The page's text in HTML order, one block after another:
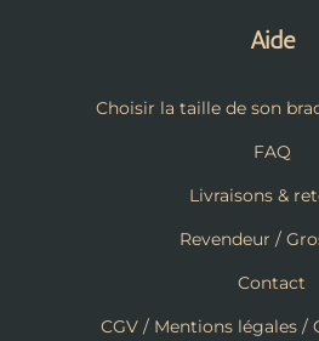
Aide
Choisir la taille de son
FAQ
Livraisons &
Revendeur /
Contact
CGV / Mentions légales /